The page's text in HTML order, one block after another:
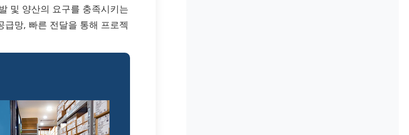
및 양산의 요구를 충족시키는
망, 빠른 전달을 통해 프로젝